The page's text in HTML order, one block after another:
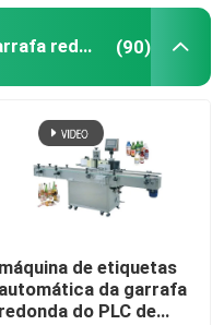
máquina de etiquetas da garrafa redonda (90)
máquina de etiquetas
automática da garrafa
redonda do PLC de